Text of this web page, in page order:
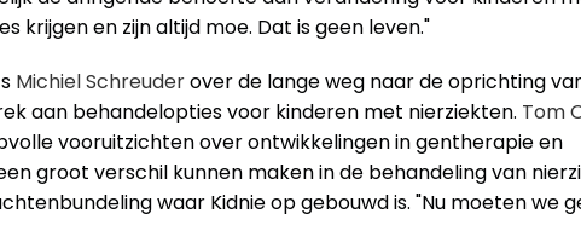
krijgen en zijn altijd moe. Dat is geen leven."
Michiel Schreuder over de lange weg naar de oprichting
aan behandelopties voor kinderen met nierziekten. Tom
vooruitzichten over ontwikkelingen in gentherapie en
groot verschil kunnen maken in de behandeling van
waar Kidnie op gebouwd is. "Nu moeten we